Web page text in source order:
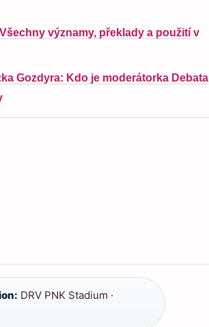
významy, překlady a použití v
Gozdyra: Kdo je moderátorka Debata
DRV PNK Stadium ·